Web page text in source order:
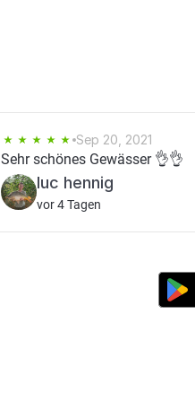
Sep 20, 2021
Sehr schönes Gewässer 👌👌
luc hennig
vor 4 Tagen